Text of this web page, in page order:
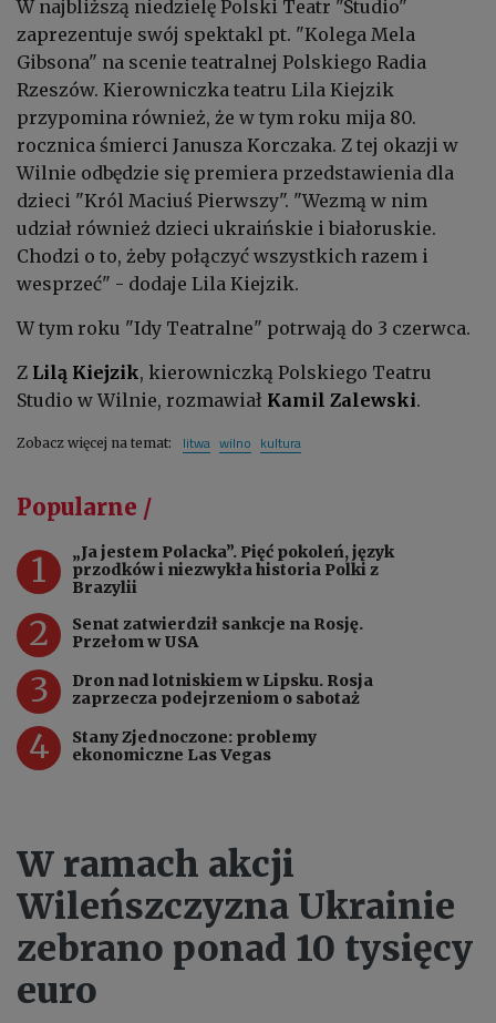
W najbliższą niedzielę Polski Teatr "Studio"
zaprezentuje swój spektakl pt. "Kolega Mela
Gibsona" na scenie teatralnej Polskiego Radia
Rzeszów. Kierowniczka teatru Lila Kiejzik
przypomina również, że w tym roku mija 80.
rocznica śmierci Janusza Korczaka. Z tej okazji w
Wilnie odbędzie się premiera przedstawienia dla
dzieci "Król Maciuś Pierwszy". "Wezmą w nim
udział również dzieci ukraińskie i białoruskie.
Chodzi o to, żeby połączyć wszystkich razem i
wesprzeć" - dodaje Lila Kiejzik.
W tym roku "Idy Teatralne" potrwają do 3 czerwca.
Z Lilą Kiejzik, kierowniczką Polskiego Teatru
Studio w Wilnie, rozmawiał Kamil Zalewski.
Zobacz więcej na temat: litwa wilno kultura
Popularne /
1
„Ja jestem Polacka”. Pięć pokoleń, język
przodków i niezwykła historia Polki z
Brazylii
2
Senat zatwierdził sankcje na Rosję.
Przełom w USA
3
Dron nad lotniskiem w Lipsku. Rosja
zaprzecza podejrzeniom o sabotaż
4
Stany Zjednoczone: problemy
ekonomiczne Las Vegas
W ramach akcji
Wileńszczyzna Ukrainie
zebrano ponad 10 tysięcy
euro